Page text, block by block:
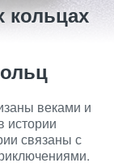
кольцах
веками и
истории
связаны с